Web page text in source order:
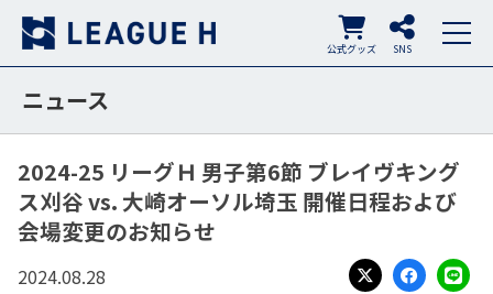
SNS
公式グッズ
ニュース
2024-25 リーグＨ 男子第6節 ブレイヴキング
ス刈谷 vs. 大崎オーソル埼玉 開催日程および
会場変更のお知らせ
2024.08.28